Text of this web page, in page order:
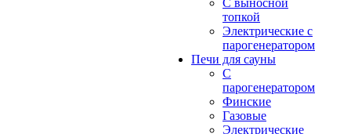
С выносной
топкой
Электрические с
парогенератором
Печи для сауны
С
парогенератором
Финские
Газовые
Электрические